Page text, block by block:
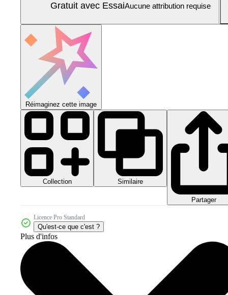
Gratuit avec EssaiAucune attribution requise
Réimaginez cette image
Collection Similaire
Partager
Licence Pro Standard
Qu'est-ce que c'est ?
Plus d'infos